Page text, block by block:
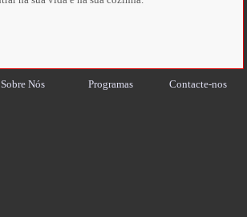
Sobre Nós Programas Contacte-nos